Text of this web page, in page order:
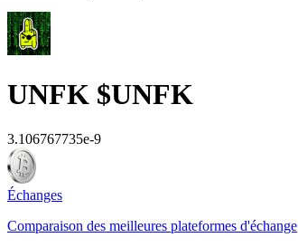
UNFK $UNFK
3.106767735e-9
Échanges
Comparaison des meilleures plateformes d'échange